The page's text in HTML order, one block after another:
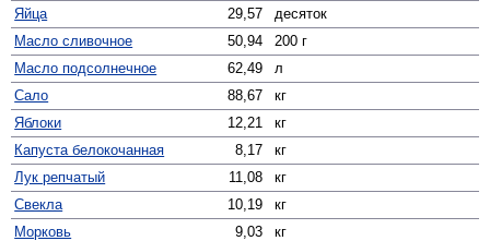
Яйца 29,57
десяток
Масло сливочное
50,94
200 г
Масло подсолнечное
62,49
л
Сало
88,67
кг
Яблоки
12,21
кг
Капуста белокочанная
8,17
кг
Лук репчатый
11,08
кг
Свекла
10,19
кг
Морковь
9,03
кг